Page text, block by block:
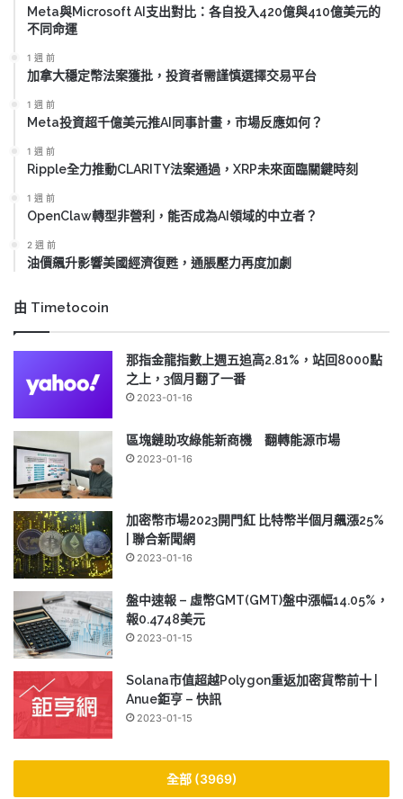
Meta與Microsoft AI支出對比：各自投入420億與410億美元的
不同命運
1 週 前
加拿大穩定幣法案獲批，投資者需謹慎選擇交易平台
1 週 前
Meta投資超千億美元推AI同事計畫，市場反應如何？
1 週 前
Ripple全力推動CLARITY法案通過，XRP未來面臨關鍵時刻
1 週 前
OpenClaw轉型非營利，能否成為AI領域的中立者？
2 週 前
油價飆升影響美國經濟復甦，通脹壓力再度加劇
由 Timetocoin
那指金龍指數上週五追高2.81%，站回8000點
之上，3個月翻了一番
2023-01-16
區塊鏈助攻綠能新商機 翻轉能源市場
2023-01-16
加密幣市場2023開門紅 比特幣半個月飆漲25%
| 聯合新聞網
2023-01-16
盤中速報 – 虛幣GMT(GMT)盤中漲幅14.05%，
報0.4748美元
2023-01-15
Solana市值超越Polygon重返加密貨幣前十 |
Anue鉅亨 – 快訊
2023-01-15
全部 (3969)